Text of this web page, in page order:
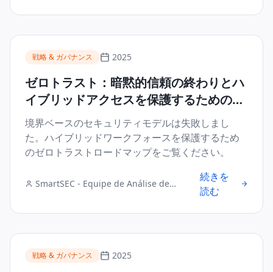
戦略 & ガバナンス 2025
ゼロトラスト：暗黙的信頼の終わりとハ
イブリッドアクセスを保護するためのロ
ードマップ
境界ベースのセキュリティモデルは失敗しまし
た。ハイブリッドワークフォースを保護するため
のゼロトラストロードマップをご覧ください。
SmartSEC - Equipe de Análise de
続きを
読む
戦略 & ガバナンス 2025